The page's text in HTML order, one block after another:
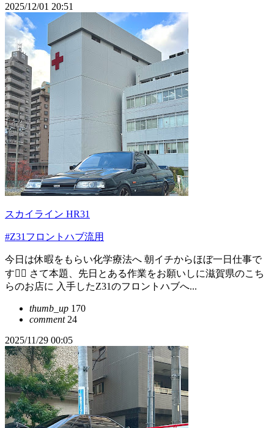
2025/12/01 20:51
スカイライン HR31
#Z31フロントハブ流用
今日は休暇をもらい化学療法へ 朝イチからほぼ一日仕事で
す😮‍💨 さて本題、先日とある作業をお願いしに滋賀県のこち
らのお店に 入手したZ31のフロントハブへ...
thumb_up 170
comment24
2025/11/29 00:05